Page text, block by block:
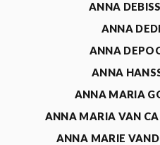
ANNA
ANNA
ANNA
ANNA
ANNA MARIA
ANNA MARIA VAN
ANNA MARIE